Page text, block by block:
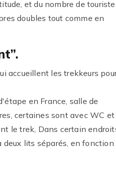
et du nombre de
doubles tout comme en
accueillent les trekkeurs
en France, salle de
certaines sont avec WC et
le trek, Dans certain
deux lits séparés, en fonction